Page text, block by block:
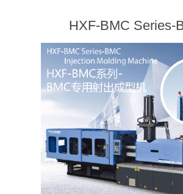
HXF-BMC Series-